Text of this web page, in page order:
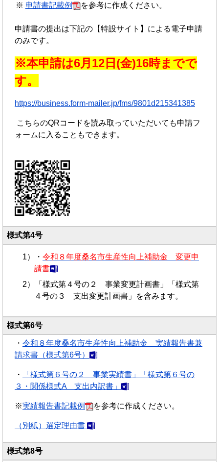
申請書記載例 を参考に作成ください。
申請書の提出は下記の【特設サイト】による電子申請
のみです。
※本申請は6月12日(金)16時までで
す。
https://business.form-mailer.jp/fms/9801d215341385
こちらのQRコードを読み取っていただいても申請フ
ォームに入ることもできます。
様式第4号
・ 令和８年度桑名市生産性向上補助金 変更申
請書
「様式第４号の２ 事業変更計画書」「様式第
４号の３ 支出変更計画書」を含みます。
様式第6号
・ 令和８年度桑名市生産性向上補助金 実績報告書兼
請求書（様式第6号）
・
「様式第６号の２ 事業実績書」「様式第６号の
３・関係様式A 支出内訳書」
※実績報告書記載例 を参考に作成ください。
（別紙）選定理由書
様式第8号